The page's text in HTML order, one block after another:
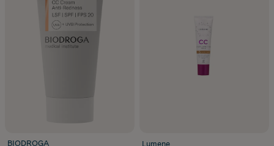
BIODROGA
Lumene